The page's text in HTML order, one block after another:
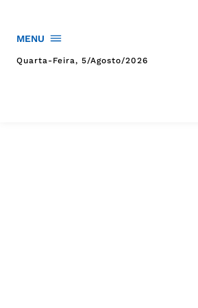
MENU
Quarta-Feira, 5/agosto/2026